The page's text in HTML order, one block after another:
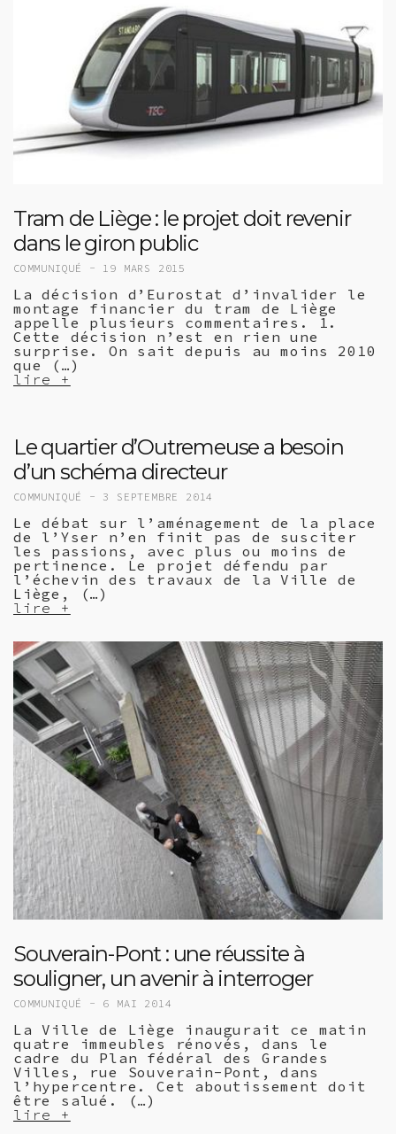
Tram de Liège : le projet doit revenir
dans le giron public
COMMUNIQUÉ - 19 MARS 2015
La décision d’Eurostat d’invalider le
montage financier du tram de Liège
appelle plusieurs commentaires. 1.
Cette décision n’est en rien une
surprise. On sait depuis au moins 2010
que (…)
lire +
Le quartier d’Outremeuse a besoin
d’un schéma directeur
COMMUNIQUÉ - 3 SEPTEMBRE 2014
Le débat sur l’aménagement de la place
de l’Yser n’en finit pas de susciter
les passions, avec plus ou moins de
pertinence. Le projet défendu par
l’échevin des travaux de la Ville de
Liège, (…)
lire +
Souverain-Pont : une réussite à
souligner, un avenir à interroger
COMMUNIQUÉ - 6 MAI 2014
La Ville de Liège inaugurait ce matin
quatre immeubles rénovés, dans le
cadre du Plan fédéral des Grandes
Villes, rue Souverain-Pont, dans
l’hypercentre. Cet aboutissement doit
être salué. (…)
lire +